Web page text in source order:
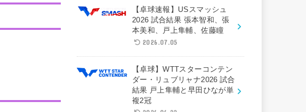
【卓球速報】USスマッシュ
2026 試合結果 張本智和、張
本美和、戸上隼輔、佐藤瞳
2026.07.05
【卓球】WTTスターコンテン
ダー・リュブリャナ2026 試合
結果 戸上隼輔と早田ひなが単
複2冠